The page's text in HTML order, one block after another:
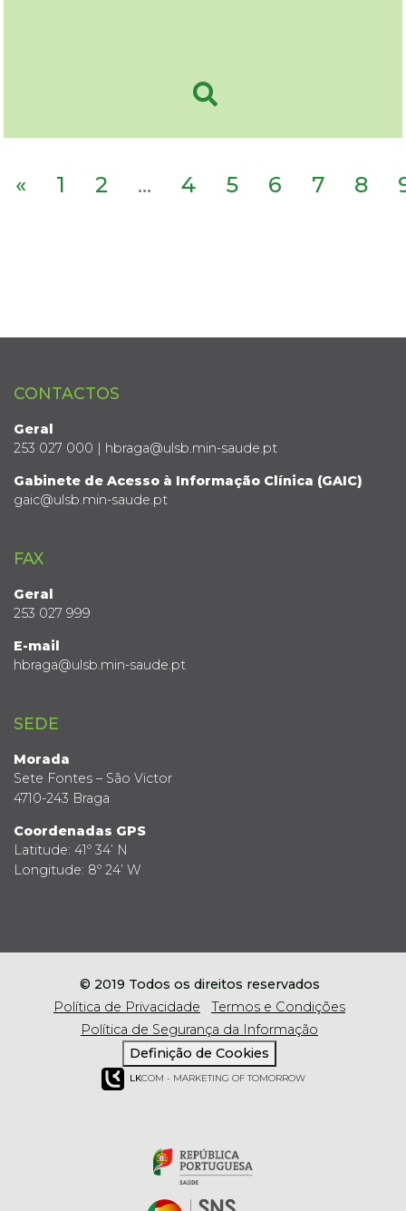
« 1 2 ... 4 5 6 7 8
CONTACTOS
Geral
253 027 000 | hbraga@ulsb.min-saude.pt
Gabinete de Acesso à Informação Clínica (GAIC)
gaic@ulsb.min-saude.pt
FAX
Geral
253 027 999
E-mail
hbraga@ulsb.min-saude.pt
SEDE
Morada
Sete Fontes – São Victor
4710-243 Braga
Coordenadas GPS
Latitude: 41º 34’ N
Longitude: 8º 24’ W
© 2019 Todos os direitos reservados
Política de Privacidade
Termos e Condições
Política de Segurança da Informação
Definição de Cookies
LKCOM - MARKETING OF TOMORROW